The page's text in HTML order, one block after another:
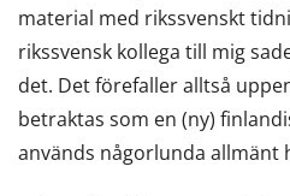
material med rikssvenskt
rikssvensk kollega till mig
det. Det förefaller alltså
betraktas som en (ny)
används någorlunda allmänt